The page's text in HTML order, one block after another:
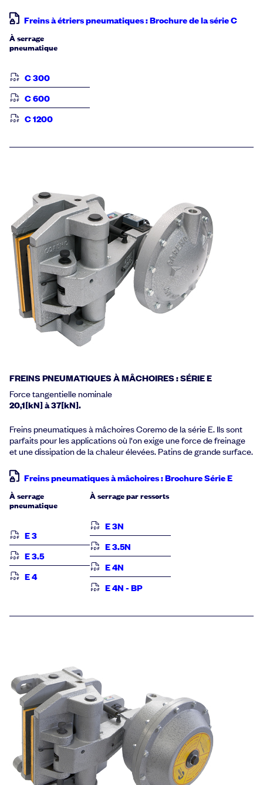
Freins à étriers pneumatiques : Brochure de la série C
À serrage
pneumatique
C 300
C 600
C 1200
FREINS PNEUMATIQUES À MÂCHOIRES : SÉRIE E
Force tangentielle nominale
20,1[kN] à 37[kN].
Freins pneumatiques à mâchoires Coremo de la série E. Ils sont
parfaits pour les applications où l'on exige une force de freinage
et une dissipation de la chaleur élevées. Patins de grande surface.
Freins pneumatiques à mâchoires : Brochure Série E
À serrage
pneumatique
E 3
E 3.5
E 4
À serrage par ressorts
E 3N
E 3.5N
E 4N
E 4N - BP